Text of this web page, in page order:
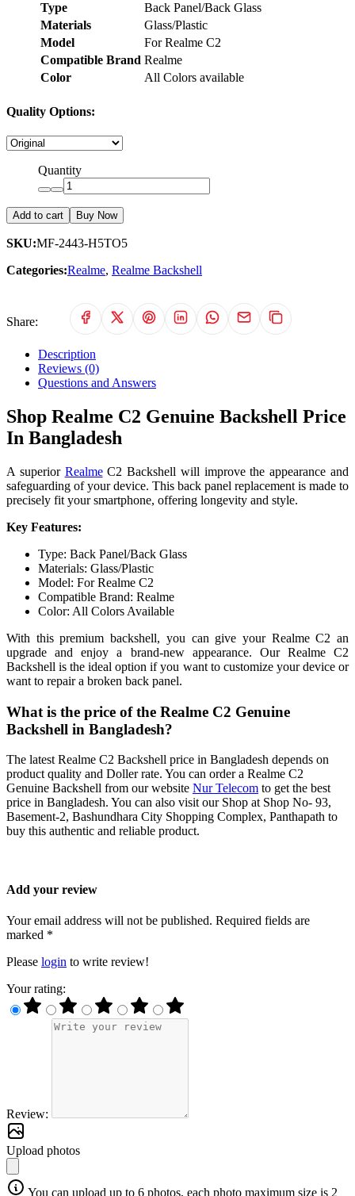
Type
Back Panel/Back Glass
Materials
Glass/Plastic
Model
For Realme C2
Compatible Brand Realme
Color
All Colors available
Quality Options:
Quantity
Add to cart Buy Now
SKU:MF-2443-H5TO5
Categories:Realme, Realme Backshell
Share:
Description
Reviews (0)
Questions and Answers
Shop Realme C2 Genuine Backshell Price
In Bangladesh
A superior RealmeC2 Backshell will improve the appearance and
safeguarding of your device. This back panel replacement is made to
precisely fit your smartphone, offering longevity and style.
Key Features:
Type: Back Panel/Back Glass
Materials: Glass/Plastic
Model: For Realme C2
Compatible Brand: Realme
Color: All Colors Available
With this premium backshell, you can give your Realme C2 an
upgrade and enjoy a brand-new appearance. Our Realme C2
Backshell is the ideal option if you want to customize your device or
want to repair a broken back panel.
What is the price of the Realme C2 Genuine
Backshell in Bangladesh?
The latest Realme C2 Backshell price in Bangladesh depends on
product quality and Doller rate. You can order a Realme C2
Genuine Backshell from our website Nur Telecom to get the best
price in Bangladesh. You can also visit our Shop at Shop No- 93,
Basement-2, Bashundhara City Shopping Complex, Panthapath to
buy this authentic and reliable product.
Add your review
Your email address will not be published. Required fields are
marked *
Please login to write review!
Your rating:
Review:
Upload photos
You can upload up to 6 photos, each photo maximum size is 2